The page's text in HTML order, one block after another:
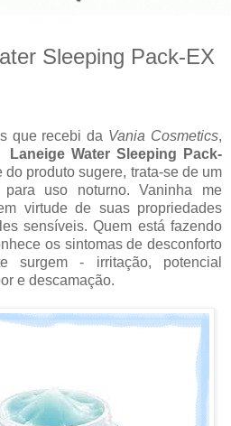
Sleeping Pack-EX
que recebi da Vania Cosmetics,
Laneige Water Sleeping Pack-
do produto sugere, trata-se de um
para uso noturno. Vaninha me
virtude de suas propriedades
sensíveis. Quem está fazendo
os sintomas de desconforto
surgem - irritação, potencial
e descamação.